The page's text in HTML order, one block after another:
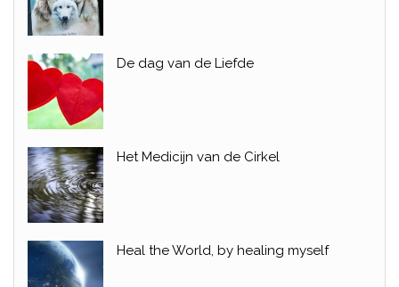
De dag van de Liefde
Het Medicijn van de Cirkel
Heal the World, by healing myself